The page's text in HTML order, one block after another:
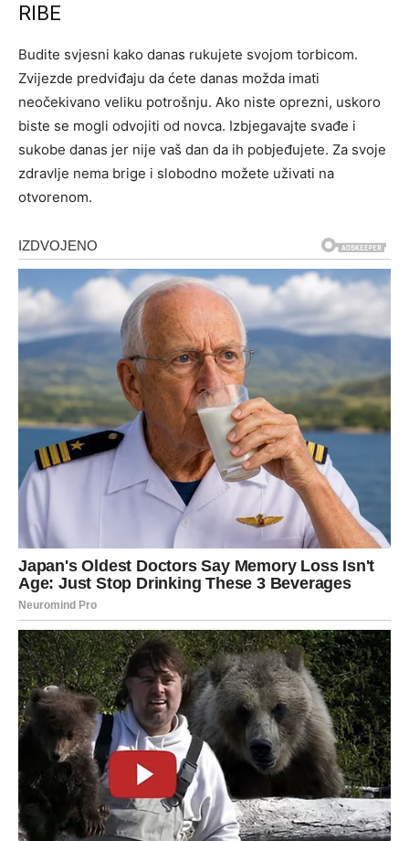
RIBE
Budite svjesni kako danas rukujete svojom torbicom.
Zvijezde predviđaju da ćete danas možda imati
neočekivano veliku potrošnju. Ako niste oprezni, uskoro
biste se mogli odvojiti od novca. Izbjegavajte svađe i
sukobe danas jer nije vaš dan da ih pobjeđujete. Za svoje
zdravlje nema brige i slobodno možete uživati ​​na
otvorenom.